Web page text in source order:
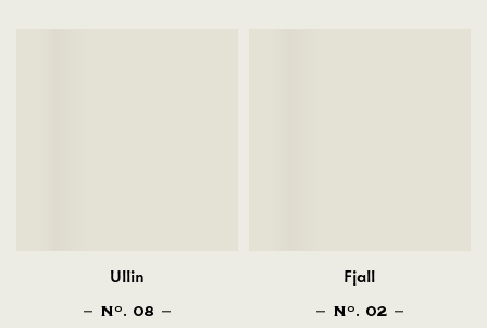
Ullin
NO . 08
Fjall
NO . 02